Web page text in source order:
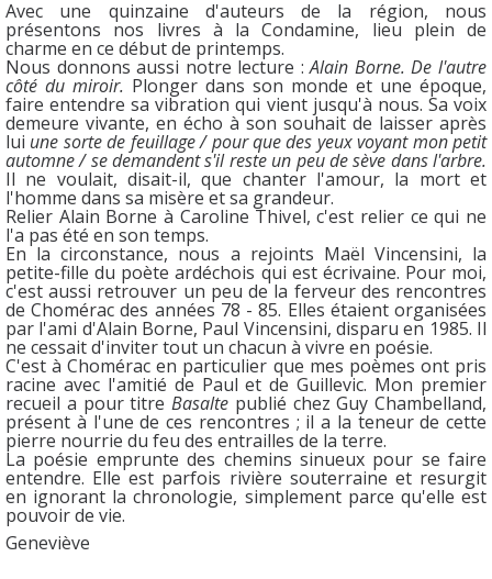
Avec une quinzaine d'auteurs de la région, nous
présentons nos livres à la Condamine, lieu plein de
charme en ce début de printemps.
Nous donnons aussi notre lecture :Alain Borne. De l'autre
côté du miroir. Plonger dans son monde et une époque,
faire entendre sa vibration qui vient jusqu'à nous. Sa voix
demeure vivante, en écho à son souhait de laisser après
lui une sorte de feuillage / pour que des yeux voyant mon petit
automne / se demandent s'il reste un peu de sève dans l'arbre.
Il ne voulait, disait-il, que chanter l'amour, la mort et
l'homme dans sa misère et sa grandeur.
Relier Alain Borne à Caroline Thivel, c'est relier ce qui ne
l'a pas été en son temps.
En la circonstance, nous a rejoints Maël Vincensini, la
petite-fille du poète ardéchois qui est écrivaine. Pour moi,
c'est aussi retrouver un peu de la ferveur des rencontres
de Chomérac des années 78 - 85. Elles étaient organisées
par l'ami d'Alain Borne, Paul Vincensini, disparu en 1985. Il
ne cessait d'inviter tout un chacun à vivre en poésie.
C'est à Chomérac en particulier que mes poèmes ont pris
racine avec l'amitié de Paul et de Guillevic. Mon premier
recueil a pour titre Basalte publié chez Guy Chambelland,
présent à l'une de ces rencontres ; il a la teneur de cette
pierre nourrie du feu des entrailles de la terre.
La poésie emprunte des chemins sinueux pour se faire
entendre. Elle est parfois rivière souterraine et resurgit
en ignorant la chronologie, simplement parce qu'elle est
pouvoir de vie.
Geneviève